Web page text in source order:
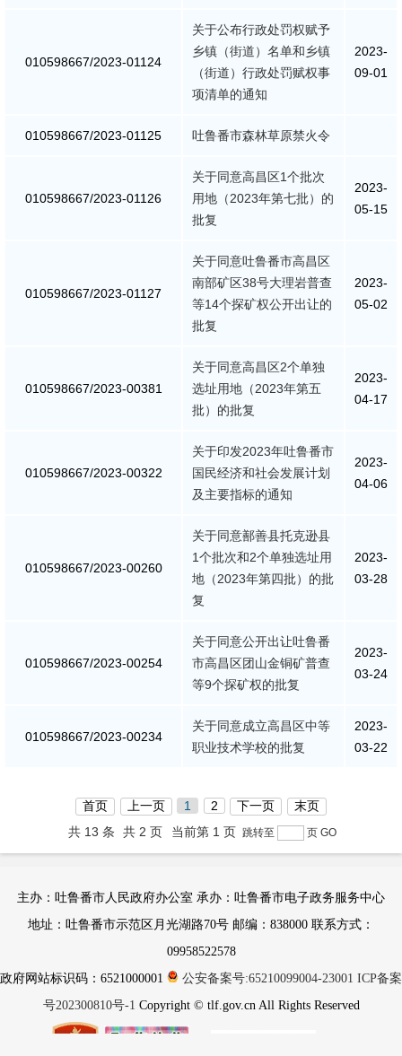
010598667/2023-01124
关于公布行政处罚权赋予
乡镇（街道）名单和乡镇
（街道）行政处罚赋权事
项清单的通知
2023-
09-01
010598667/2023-01125 吐鲁番市森林草原禁火令
010598667/2023-01126
关于同意高昌区1个批次
用地（2023年第七批）的
批复
2023-
05-15
010598667/2023-01127
关于同意吐鲁番市高昌区
南部矿区38号大理岩普查
等14个探矿权公开出让的
批复
2023-
05-02
010598667/2023-00381
关于同意高昌区2个单独
选址用地（2023年第五
批）的批复
2023-
04-17
010598667/2023-00322
关于印发2023年吐鲁番市
国民经济和社会发展计划
及主要指标的通知
2023-
04-06
010598667/2023-00260
关于同意鄯善县托克逊县
1个批次和2个单独选址用
地（2023年第四批）的批
复
2023-
03-28
010598667/2023-00254
关于同意公开出让吐鲁番
市高昌区团山金铜矿普查
等9个探矿权的批复
2023-
03-24
010598667/2023-00234
关于同意成立高昌区中等
职业技术学校的批复
2023-
03-22
首页 上一页 1 2 下一页
末页
共 13 条
共 2 页 当前第 1 页 跳转至 页 GO
主办：吐鲁番市人民政府办公室 承办：吐鲁番市电子政务服务中心
地址：吐鲁番市示范区月光湖路70号 邮编：838000 联系方式：
09958522578
政府网站标识码：6521000001
公安备案号:65210099004-23001 ICP备案
号202300810号-1 Copyright © tlf.gov.cn All Rights Reserved